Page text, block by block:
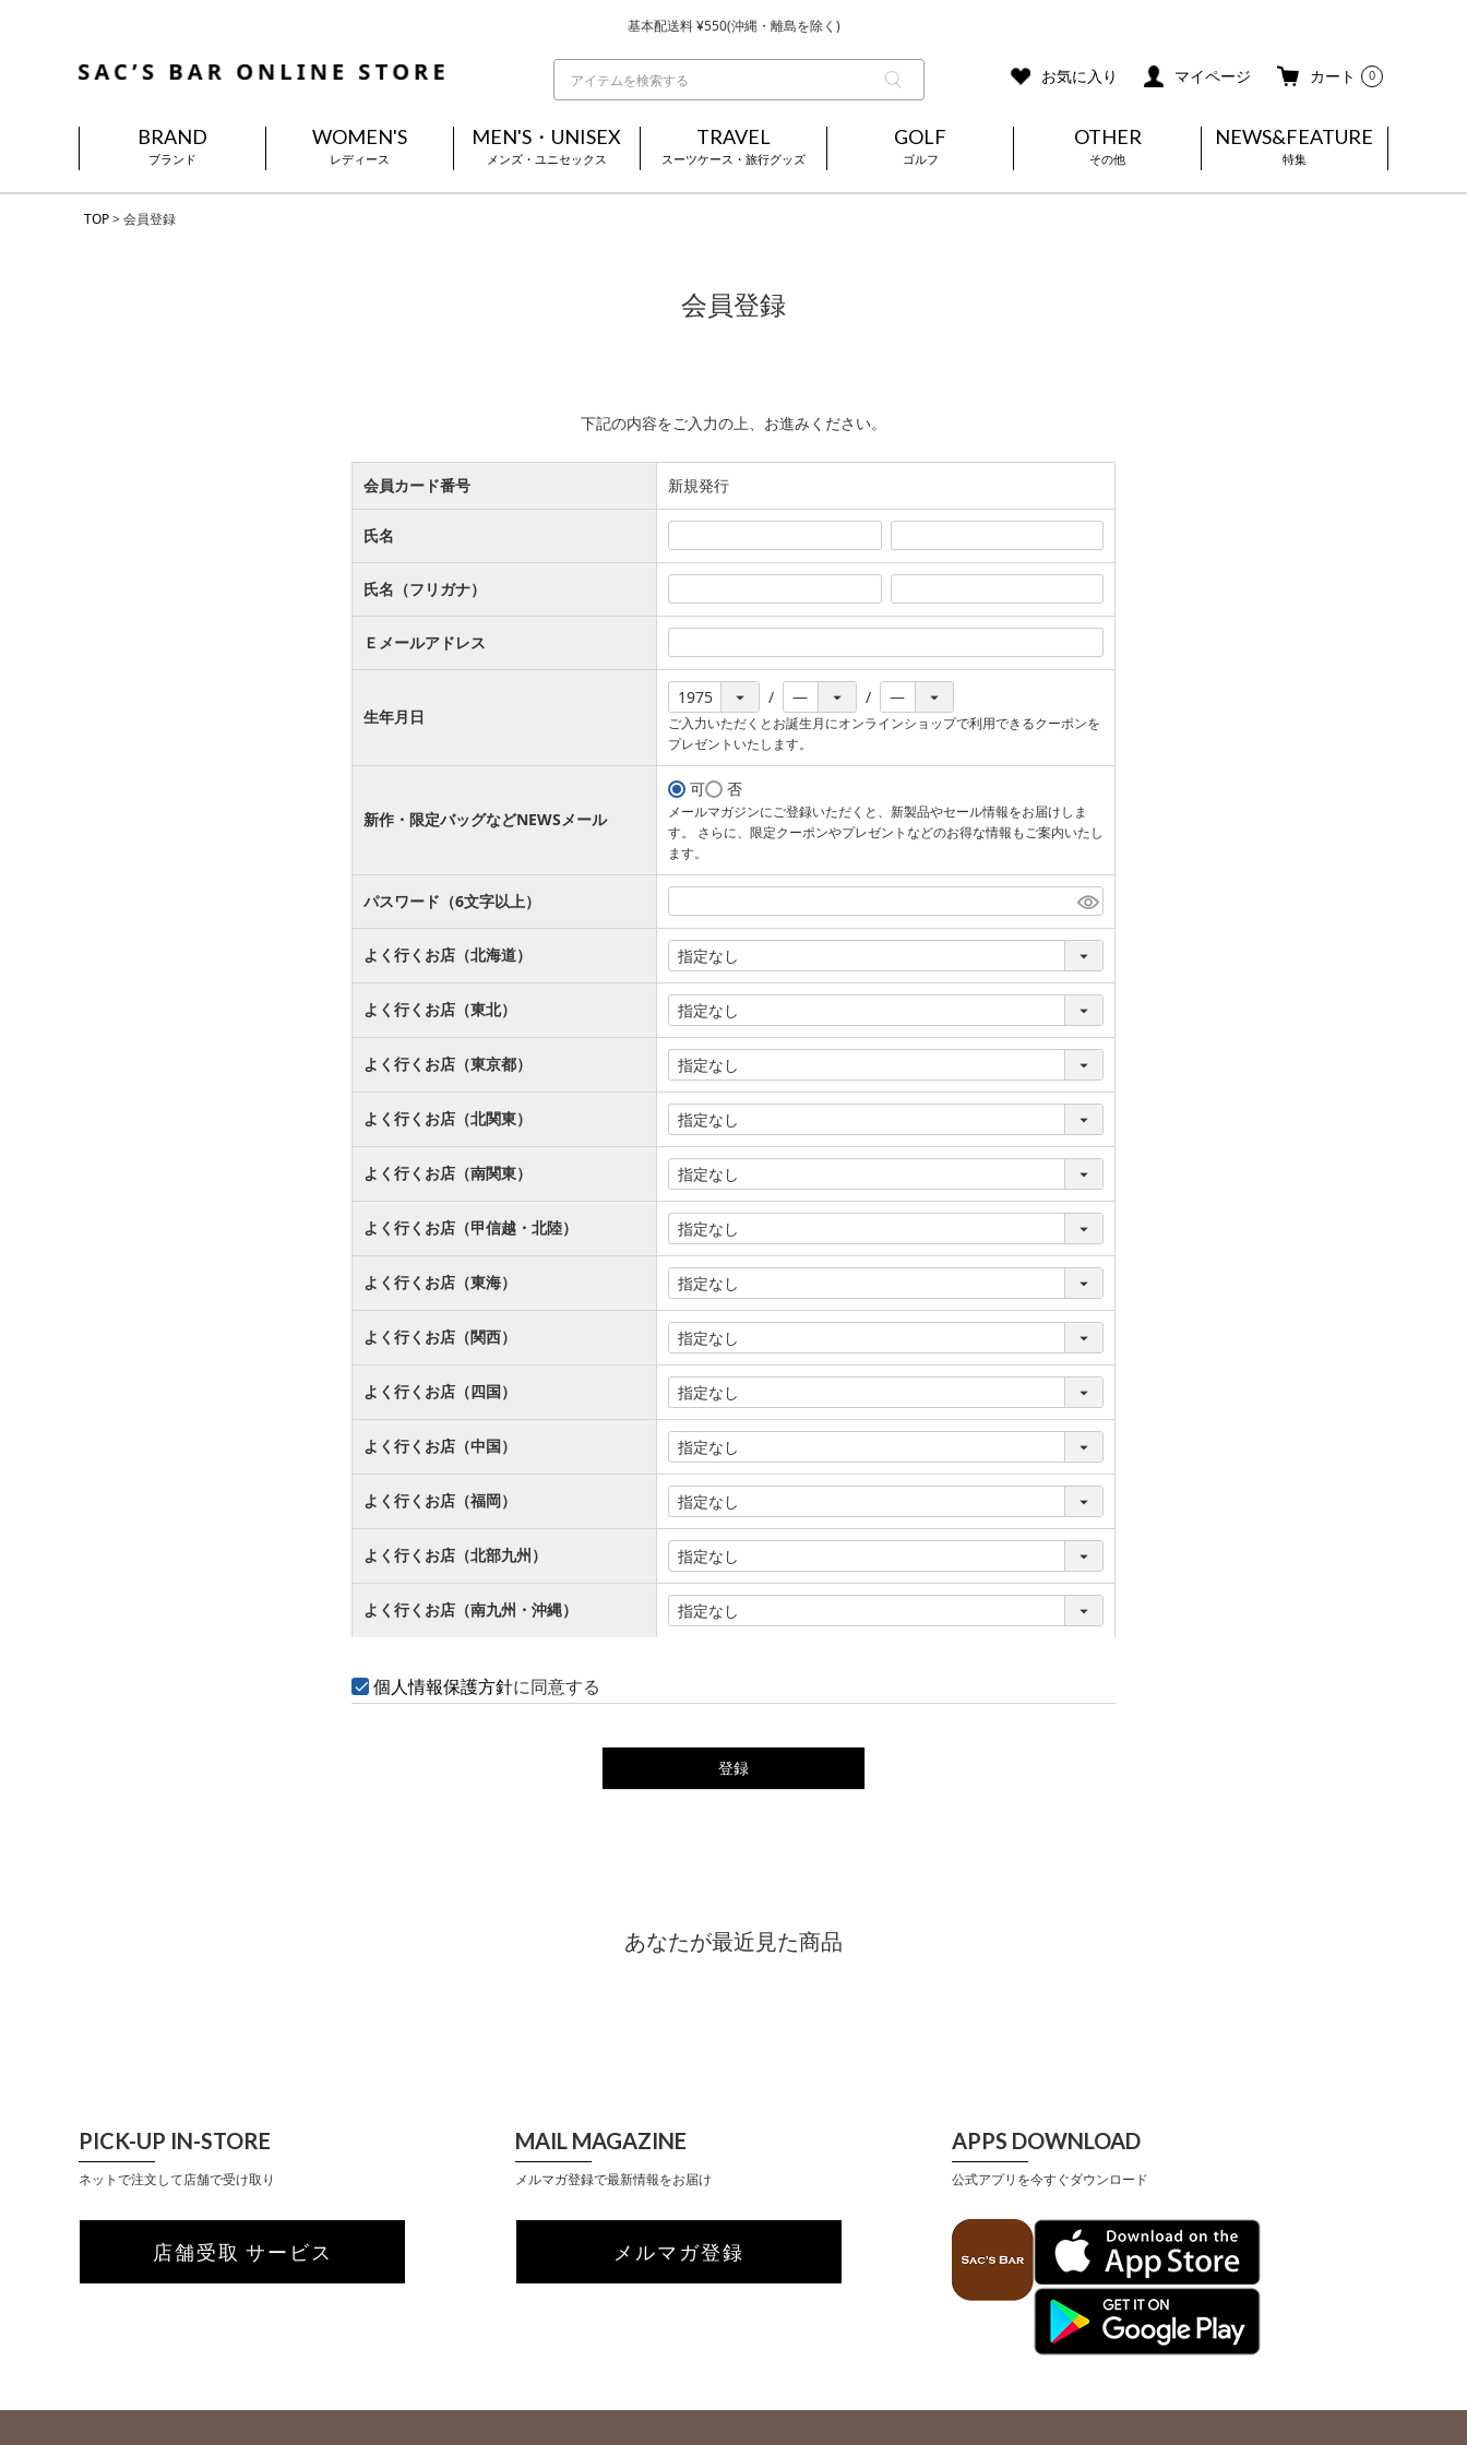
基本配送料 ¥550(沖縄・離島を除く)
お気に入り マイページ カート 0
BRAND
ブランド
WOMEN'S
レディース
MEN'S・UNISEX
メンズ・ユニセックス
TRAVEL
スーツケース・旅行グッズ
GOLF
ゴルフ
OTHER
その他
NEWS&FEATURE
特集
TOP 会員登録
会員登録
下記の内容をご入力の上、お進みください。
会員カード番号 新規発行
氏名
氏名（フリガナ）
Ｅメールアドレス
生年月日
ご入力いただくとお誕生月にオンラインショップで利用できるクーポンを
プレゼントいたします。
新作・限定バッグなどNEWSメール
可 否
メールマガジンにご登録いただくと、新製品やセール情報をお届けしま
す。 さらに、限定クーポンやプレゼントなどのお得な情報もご案内いたし
ます。
パスワード（6文字以上）
よく行くお店（北海道）
よく行くお店（東北）
よく行くお店（東京都）
よく行くお店（北関東）
よく行くお店（南関東）
よく行くお店（甲信越・北陸）
よく行くお店（東海）
よく行くお店（関西）
よく行くお店（四国）
よく行くお店（中国）
よく行くお店（福岡）
よく行くお店（北部九州）
よく行くお店（南九州・沖縄）
個人情報保護方針に同意する
登録
あなたが最近見た商品
PICK-UP IN-STORE
ネットで注文して店舗で受け取り
店舗受取 サービス
MAIL MAGAZINE
メルマガ登録で最新情報をお届け
メルマガ登録
APPS DOWNLOAD
公式アプリを今すぐダウンロード